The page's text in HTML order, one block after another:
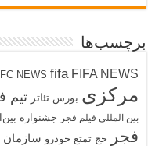
برچسب‌ها
NEWS fifa FIFA NEWS
مرکزی بورس تئاتر تیم
بین المللی فیلم فجر جشنواره
فجر
حج تمتع خودرو سازمان